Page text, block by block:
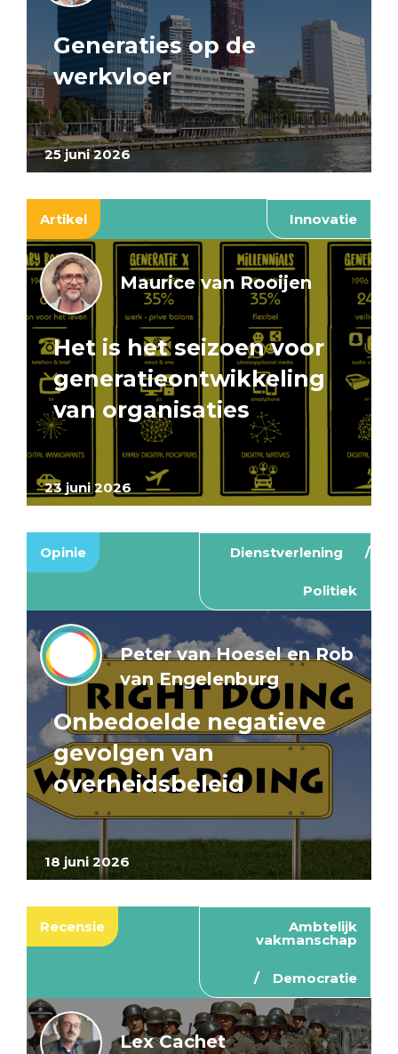
25 juni 2026
Generaties op de
werkvloer
Artikel Innovatie
23 juni 2026
Maurice van Rooijen
Het is het seizoen voor
generatieontwikkeling
van organisaties
Opinie Dienstverlening
Politiek
18 juni 2026
Peter van Hoesel en Rob
van Engelenburg
Onbedoelde negatieve
gevolgen van
overheidsbeleid
Recensie Ambtelijk
vakmanschap
Democratie
Lex Cachet